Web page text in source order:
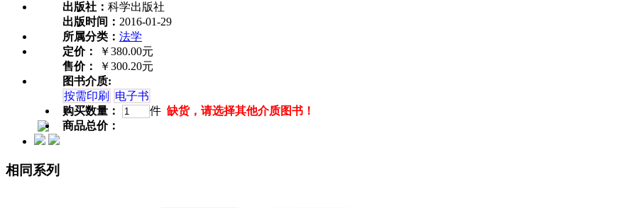
出版社： 科学出版社
出版时间： 2016-01-29
所属分类： 法学
定价：
￥380.00元
售价：
￥300.20元
图书介质:
按需印刷
电子书
购买数量：
件 缺货，请选择其他介质图书！
商品总价：
相同系列